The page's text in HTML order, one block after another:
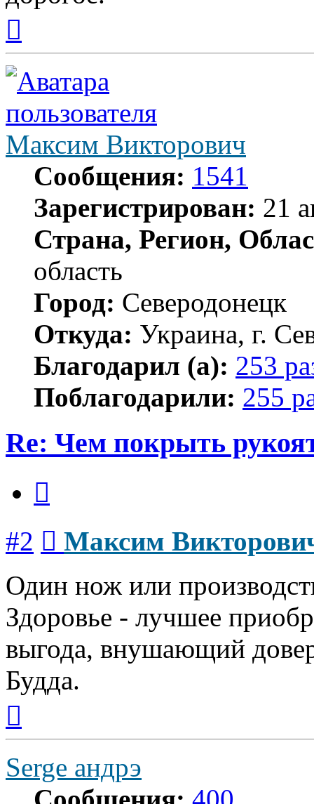
началу
Максим Викторович
Сообщения: 1541
Зарегистрирован: 21
Страна, Регион,
область
Город: Северодонецк
Откуда: Украина, г.
Благодарил (а): 253
Поблагодарили: 255
Re: Чем покрыть
#2
Максим
Один нож или
Здоровье - лучшее
выгода, внушающий
Будда.
началу
Serge андрэ